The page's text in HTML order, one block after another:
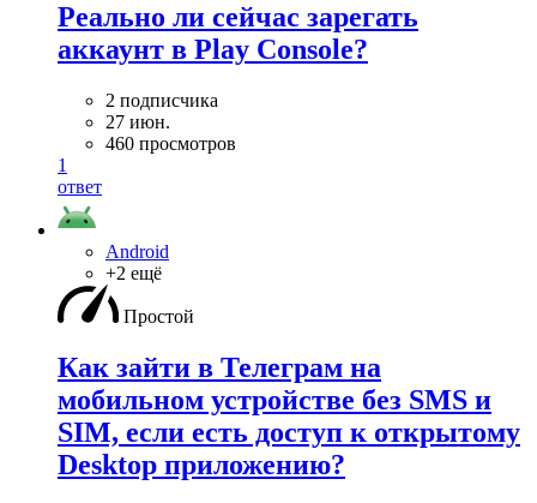
Реально ли сейчас зарегать
аккаунт в Play Console?
2 подписчика
27 июн.
460 просмотров
1
ответ
Android
+2 ещё
Простой
Как зайти в Телеграм на
мобильном устройстве без SMS и
SIM, если есть доступ к открытому
Desktop приложению?